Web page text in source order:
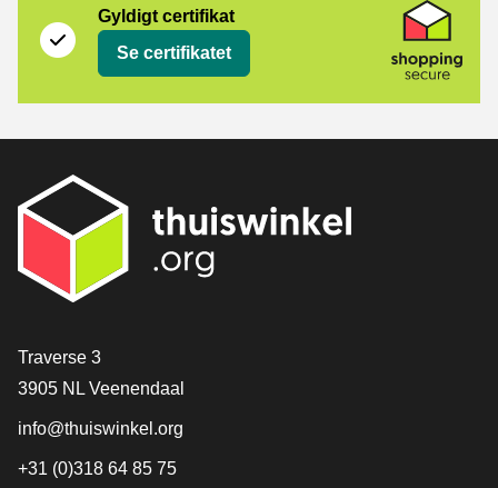
Gyldigt certifikat
Se certifikatet
[_General:Contact]
Traverse 3
3905 NL Veenendaal
info@thuiswinkel.org
+31 (0)318 64 85 75